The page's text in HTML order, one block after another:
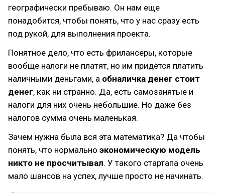
географически пребываю. Он нам еще
понадобится, чтобы понять, что у нас сразу есть
под рукой, для выполнения проекта.
Понятное дело, что есть фрилансеры, которые
вообще налоги не платят, но им придётся платить
наличными деньгами, а обналичка денег стоит
денег, как ни странно. Да, есть самозанятые и
налоги для них очень небольшие. Но даже без
налогов сумма очень маленькая.
Зачем нужна была вся эта математика? Да чтобы
понять, что нормально экономическую модель
никто не просчитывал. У такого стартапа очень
мало шансов на успех, лучше просто не начинать.